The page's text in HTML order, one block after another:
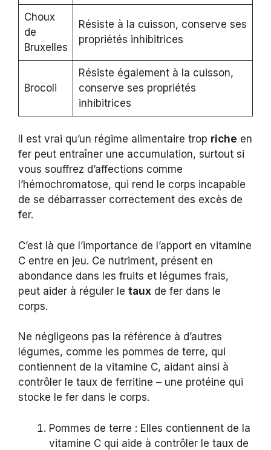
Choux
de
Bruxelles
Résiste à la cuisson, conserve ses
propriétés inhibitrices
Brocoli
Résiste également à la cuisson,
conserve ses propriétés
inhibitrices
Il est vrai qu’un régime alimentaire trop riche en
fer peut entraîner une accumulation, surtout si
vous souffrez d’affections comme
l’hémochromatose, qui rend le corps incapable
de se débarrasser correctement des excès de
fer.
C’est là que l’importance de l’apport en vitamine
C entre en jeu. Ce nutriment, présent en
abondance dans les fruits et légumes frais,
peut aider à réguler le taux de fer dans le
corps.
Ne négligeons pas la référence à d’autres
légumes, comme les pommes de terre, qui
contiennent de la vitamine C, aidant ainsi à
contrôler le taux de ferritine – une protéine qui
stocke le fer dans le corps.
Pommes de terre : Elles contiennent de la
vitamine C qui aide à contrôler le taux de